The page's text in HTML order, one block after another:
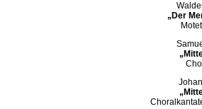
„Der